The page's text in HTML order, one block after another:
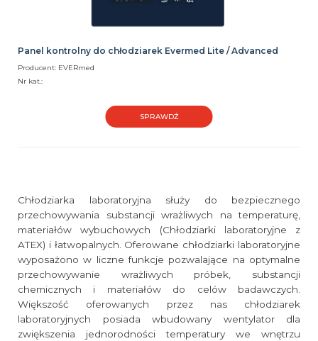
Panel kontrolny do chłodziarek Evermed Lite / Advanced
Producent: EVERmed
Nr kat.:
SPRAWDŹ
Chłodziarka laboratoryjna służy do bezpiecznego
przechowywania substancji wrażliwych na temperaturę,
materiałów wybuchowych (Chłodziarki laboratoryjne z
ATEX) i łatwopalnych. Oferowane chłodziarki laboratoryjne
wyposażono w liczne funkcje pozwalające na optymalne
przechowywanie wrażliwych próbek, substancji
chemicznych i materiałów do celów badawczych.
Większość oferowanych przez nas chłodziarek
laboratoryjnych posiada wbudowany wentylator dla
zwiększenia jednorodności temperatury we wnętrzu